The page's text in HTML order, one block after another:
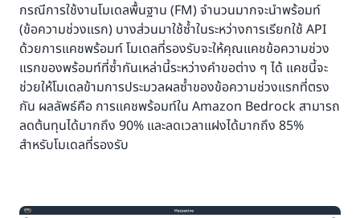
กรณีการใช้งานโมเดลพื้นฐาน (FM) จำนวนมากจะนำพร้อมท์
(ข้อความช่วงแรก) บางส่วนมาใช้ซ้ำในระหว่างการเรียกใช้ API
ด้วยการแคชพร้อมท์ โมเดลที่รองรับจะให้คุณแคชข้อความช่วง
แรกของพร้อมท์ที่ซ้ำกันเหล่านี้ระหว่างคำขอต่าง ๆ ได้ แคชนี้จะ
ช่วยให้โมเดลข้ามการประมวลผลซ้ำของข้อความช่วงแรกที่ตรง
กัน ผลลัพธ์คือ การแคชพร้อมท์ใน Amazon Bedrock สามารถ
ลดต้นทุนได้มากถึง 90% และลดเวลาแฝงได้มากถึง 85%
สำหรับโมเดลที่รองรับ